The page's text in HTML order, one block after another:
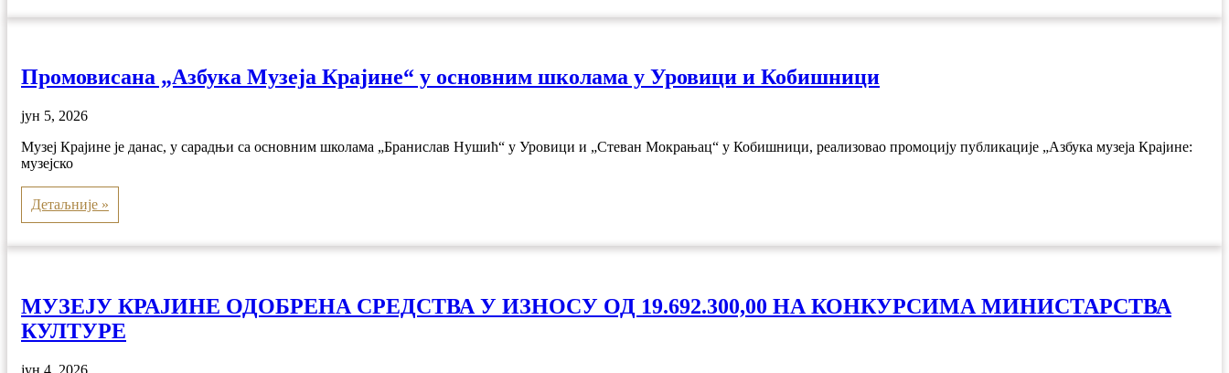
Промовисана „Азбука Музеја Крајине“ у основним школама у Уровици и Кобишници
јун 5, 2026
Музеј Крајине је данас, у сарадњи са основним школама „Бранислав Нушић“ у Уровици и „Стеван Мокрањац“ у Кобишници, реализовао промоцију публикације „Азбука музеја Крајине:
музејско
Детаљније »
МУЗЕЈУ КРАЈИНЕ ОДОБРЕНА СРЕДСТВА У ИЗНОСУ ОД 19.692.300,00 НА КОНКУРСИМА МИНИСТАРСТВА
КУЛТУРЕ